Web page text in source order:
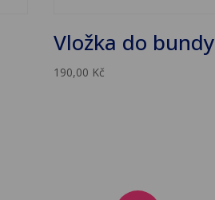
Vložka do bundy
190,00 Kč